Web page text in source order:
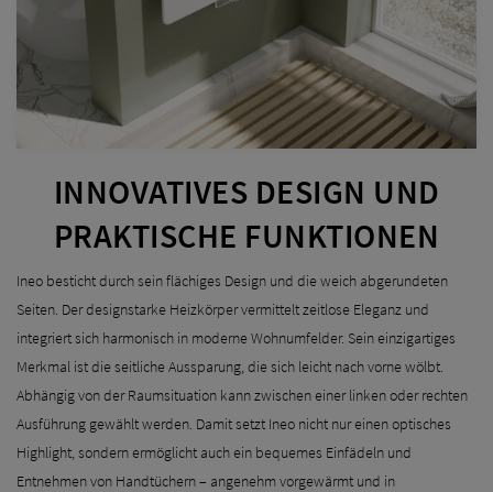
INNOVATIVES DESIGN UND
PRAKTISCHE FUNKTIONEN
Ineo besticht durch sein flächiges Design und die weich abgerundeten
Seiten. Der designstarke Heizkörper vermittelt zeitlose Eleganz und
integriert sich harmonisch in moderne Wohnumfelder. Sein einzigartiges
Merkmal ist die seitliche Aussparung, die sich leicht nach vorne wölbt.
Abhängig von der Raumsituation kann zwischen einer linken oder rechten
Ausführung gewählt werden. Damit setzt Ineo nicht nur einen optisches
Highlight, sondern ermöglicht auch ein bequemes Einfädeln und
Entnehmen von Handtüchern – angenehm vorgewärmt und in